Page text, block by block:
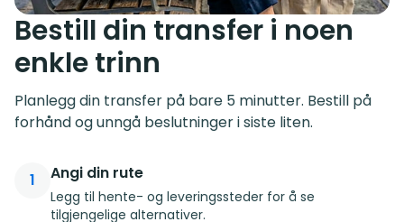
Bestill din transfer i noen
enkle trinn
Planlegg din transfer på bare 5 minutter. Bestill på
forhånd og unngå beslutninger i siste liten.
1 Angi din rute
Legg til hente- og leveringssteder for å se
tilgjengelige alternativer.